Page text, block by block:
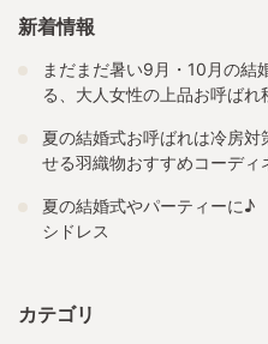
新着情報
まだまだ暑い9月・10月の
る、大人女性の上品お呼ばれ
夏の結婚式お呼ばれは冷房
せる羽織物おすすめコーディ
夏の結婚式やパーティーに
シドレス
カテゴリ